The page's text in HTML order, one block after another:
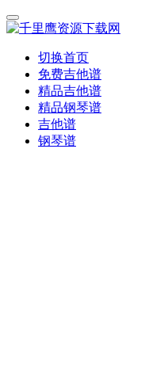
切换首页
免费吉他谱
精品吉他谱
精品钢琴谱
吉他谱
钢琴谱